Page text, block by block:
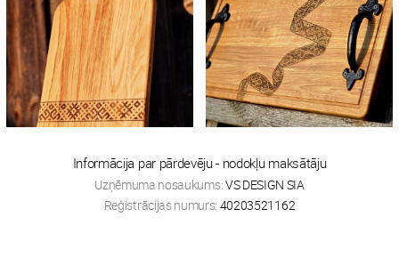
Informācija par pārdevēju - nodokļu maksātāju
Uzņēmuma nosaukums:VS DESIGN SIA
Reģistrācijas numurs: 40203521162